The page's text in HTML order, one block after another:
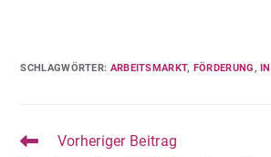
SCHLAGWÖRTER: ARBEITSMARKT, FÖRDERUNG,
Vorheriger Beitrag